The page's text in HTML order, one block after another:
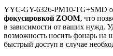
YYC-GY-6326-PM10-TG+SMD
фокусировкой ZOOM, что
в зависимости от ваших нужд.
возможность носить фонарь на
быстрый доступ в случае